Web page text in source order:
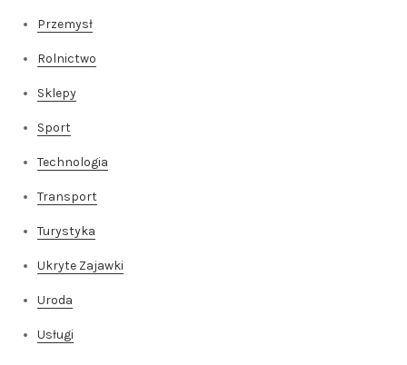
Przemysł
Rolnictwo
Sklepy
Sport
Technologia
Transport
Turystyka
Ukryte Zajawki
Uroda
Usługi